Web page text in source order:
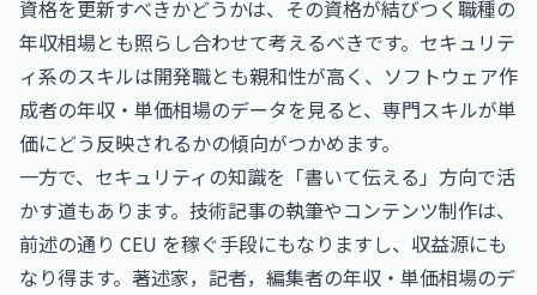
資格を更新すべきかどうかは、その資格が結びつく職種の
年収相場とも照らし合わせて考えるべきです。セキュリテ
ィ系のスキルは開発職とも親和性が高く、 ソフトウェア作
成者の年収・単価相場のデータを見ると、専門スキルが単
価にどう反映されるかの傾向がつかめます。
一方で、セキュリティの知識を「書いて伝える」方向で活
かす道もあります。技術記事の執筆やコンテンツ制作は、
前述の通り CEU を稼ぐ手段にもなりますし、収益源にも
なり得ます。 著述家，記者，編集者の年収・単価相場のデ